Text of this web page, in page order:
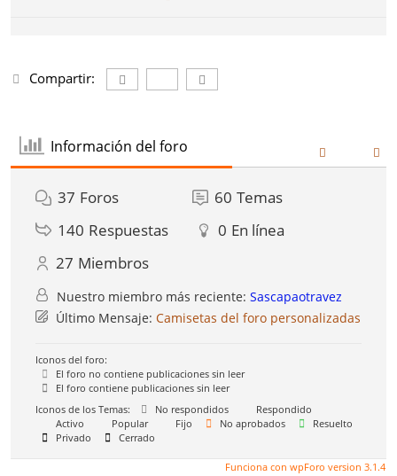
Compartir:
Información del foro
37 Foros 60 Temas
140 Respuestas 0 En línea
27 Miembros
Nuestro miembro más reciente:Sascapaotravez
Último Mensaje:Camisetas del foro personalizadas
Iconos del foro:
El foro no contiene publicaciones sin leer
El foro contiene publicaciones sin leer
Iconos de los Temas:
No respondidos
Respondido
Activo
Popular Fijo No aprobados
Resuelto
Privado
Cerrado
Funciona con wpForo version 3.1.4